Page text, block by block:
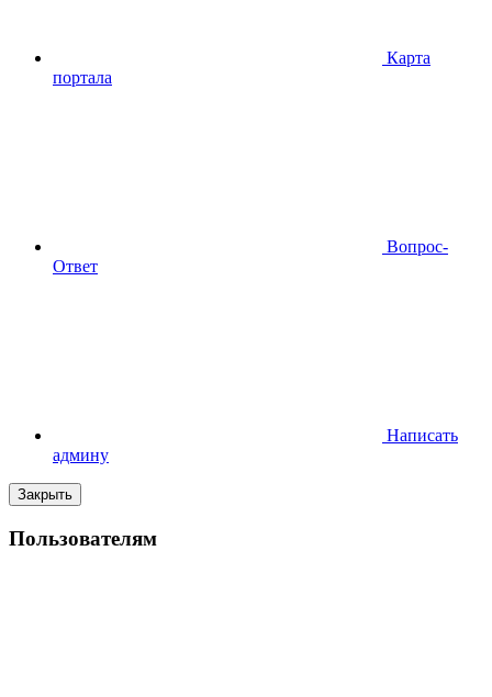
Карта
портала
Вопрос-
Ответ
Написать
админу
Закрыть
Пользователям